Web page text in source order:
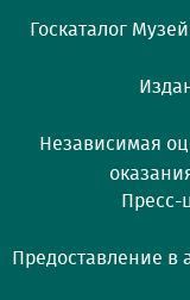
Госкаталог
Независимая
Пресс-
Предоставление в